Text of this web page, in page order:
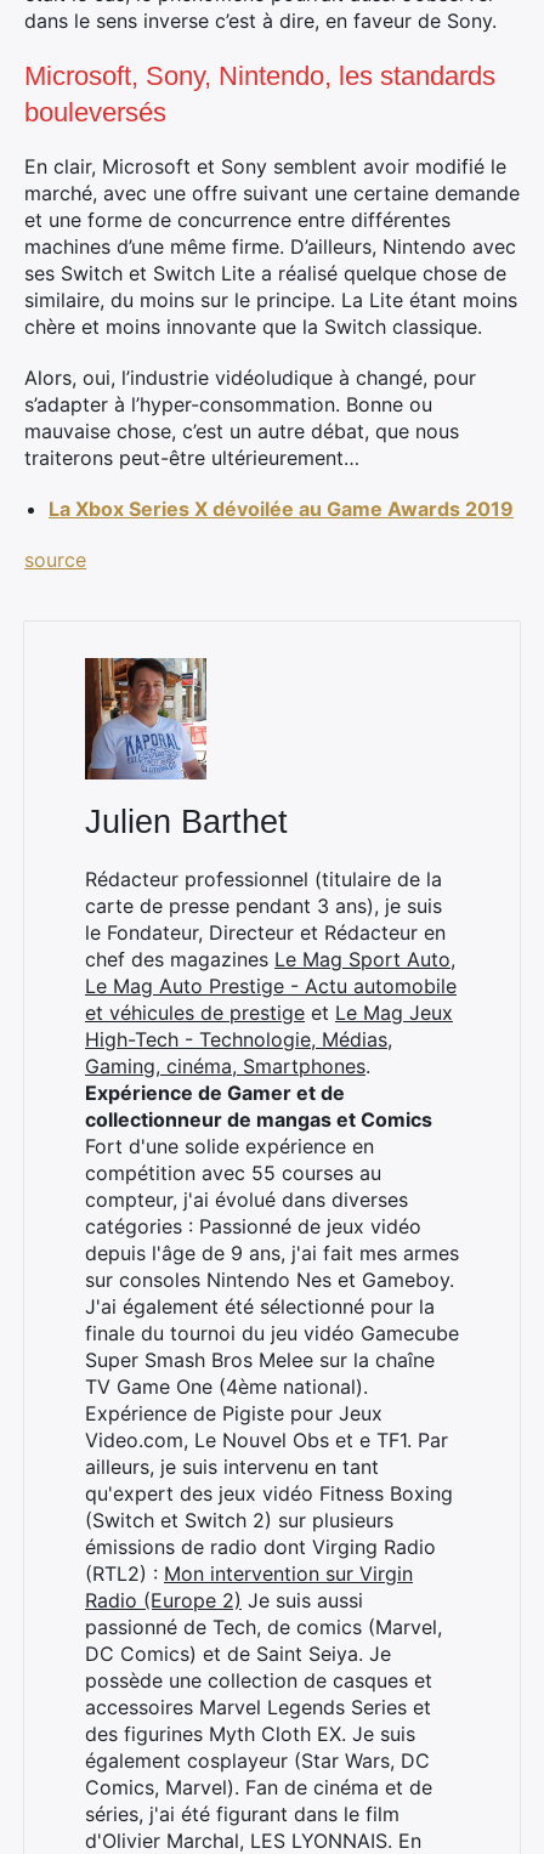
dans le sens inverse c’est à dire, en faveur de Sony.
Microsoft, Sony, Nintendo, les standards
bouleversés
En clair, Microsoft et Sony semblent avoir modifié le
marché, avec une offre suivant une certaine demande
et une forme de concurrence entre différentes
machines d’une même firme. D’ailleurs, Nintendo avec
ses Switch et Switch Lite a réalisé quelque chose de
similaire, du moins sur le principe. La Lite étant moins
chère et moins innovante que la Switch classique.
Alors, oui, l’industrie vidéoludique à changé, pour
s’adapter à l’hyper-consommation. Bonne ou
mauvaise chose, c’est un autre débat, que nous
traiterons peut-être ultérieurement…
La Xbox Series X dévoilée au Game Awards 2019
source
Julien Barthet
Rédacteur professionnel (titulaire de la
carte de presse pendant 3 ans), je suis
le Fondateur, Directeur et Rédacteur en
chef des magazines Le Mag Sport Auto,
Le Mag Auto Prestige - Actu automobile
et véhicules de prestige et Le Mag Jeux
High-Tech - Technologie, Médias,
Gaming, cinéma, Smartphones.
Expérience de Gamer et de
collectionneur de mangas et Comics
Fort d'une solide expérience en
compétition avec 55 courses au
compteur, j'ai évolué dans diverses
catégories : Passionné de jeux vidéo
depuis l'âge de 9 ans, j'ai fait mes armes
sur consoles Nintendo Nes et Gameboy.
J'ai également été sélectionné pour la
finale du tournoi du jeu vidéo Gamecube
Super Smash Bros Melee sur la chaîne
TV Game One (4ème national).
Expérience de Pigiste pour Jeux
Video.com, Le Nouvel Obs et e TF1. Par
ailleurs, je suis intervenu en tant
qu'expert des jeux vidéo Fitness Boxing
(Switch et Switch 2) sur plusieurs
émissions de radio dont Virging Radio
(RTL2) : Mon intervention sur Virgin
Radio (Europe 2) Je suis aussi
passionné de Tech, de comics (Marvel,
DC Comics) et de Saint Seiya. Je
possède une collection de casques et
accessoires Marvel Legends Series et
des figurines Myth Cloth EX. Je suis
également cosplayeur (Star Wars, DC
Comics, Marvel). Fan de cinéma et de
séries, j'ai été figurant dans le film
d'Olivier Marchal, LES LYONNAIS. En
×
Rechercher